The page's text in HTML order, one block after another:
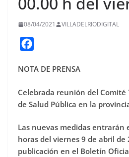
08/04/2021 VILLADELRIODIGITAL
c
b
o
k
NOTA DE PRENSA
Celebrada reunión del
de Salud Pública en la
Las nuevas medidas entrarán
horas del viernes 9 de abril de
publicación en el Boletín